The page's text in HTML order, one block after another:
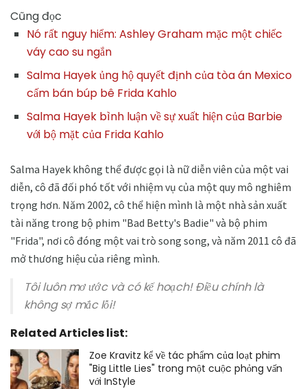
Cũng đọc
Nó rất nguy hiểm: Ashley Graham mặc một chiếc
váy cao su ngắn
Salma Hayek ủng hộ quyết định của tòa án Mexico
cấm bán búp bê Frida Kahlo
Salma Hayek bình luận về sự xuất hiện của Barbie
với bộ mặt của Frida Kahlo
Salma Hayek không thể được gọi là nữ diễn viên của một vai
diễn, cô đã đối phó tốt với nhiệm vụ của một quy mô nghiêm
trọng hơn. Năm 2002, cô thể hiện mình là một nhà sản xuất
tài năng trong bộ phim "Bad Betty's Badie" và bộ phim
"Frida", nơi cô đóng một vai trò song song, và năm 2011 cô đã
mở thương hiệu của riêng mình.
Tôi luôn mơ ước và có kế hoạch! Điều chính là
không sợ mắc lỗi!
Related Articles list:
Zoe Kravitz kể về tác phẩm của loạt phim
"Big Little Lies" trong một cuộc phỏng vấn
với InStyle